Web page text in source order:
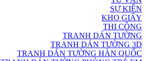
SỰ KIỆN
KHO GIẤY
THI CÔNG
TRANH DÁN TƯỜNG
TRANH DÁN TƯỜNG 3D
TRANH DÁN TƯỜNG HÀN QUỐC